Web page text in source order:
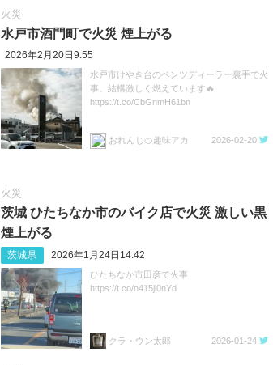
火災
水戸市酒門町で火災 煙上がる
2026年2月20日9:55
水戸市けやき台のベンツディーラー裏手で火
事。結構激しく燃えています🔥
https://t.co/CbGnmH61bn
おれんじ🍊趣味アカ 2026-02-20
火災
茨城 ひたちなか市のバイク店で火災 激しい黒
煙上がる
茨城県 2026年1月24日14:42
ひたちなか市田彦で火事
https://t.co/n415jl0nYd
クラ・ウン太郎 2026-01-24